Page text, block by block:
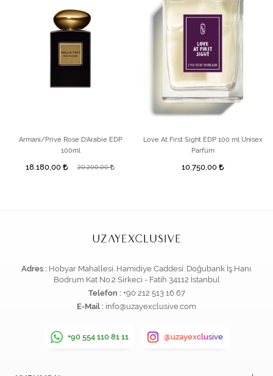
Armani/Privé Rose D'Arabie EDP
100ml
18.180,00 20.200,00
Love At First Sight EDP 100 ml Unisex
Parfüm
10.750,00
Adres : Hobyar Mahallesi. Hamidiye Caddesi. Doğubank İş Hanı.
Bodrum Kat No:2 Sirkeci - Fatih 34112 İstanbul
Telefon : +90 212 513 16 67
E-Mail : info@uzayexclusive.com
+90 554 110 81 11 @uzayexclusive